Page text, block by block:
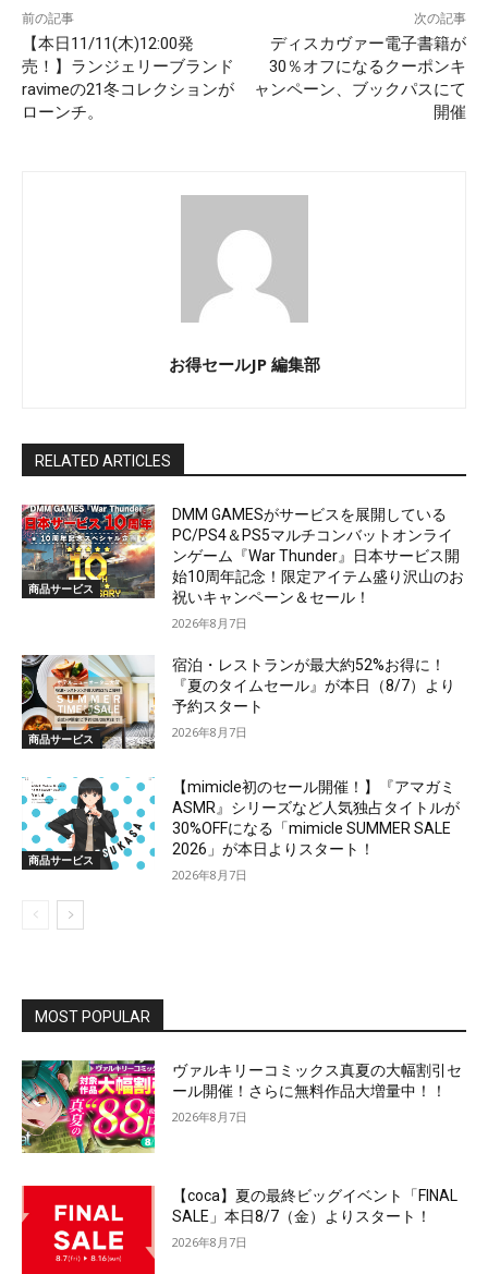
前の記事
【本日11/11(木)12:00発
売！】ランジェリーブランド
ravimeの21冬コレクションが
ローンチ。
次の記事
ディスカヴァー電子書籍が
30％オフになるクーポンキ
ャンペーン、ブックパスにて
開催
お得セールJP 編集部
RELATED ARTICLES
商品サービス
DMM GAMESがサービスを展開している
PC/PS4＆PS5マルチコンバットオンライ
ンゲーム『War Thunder』日本サービス開
始10周年記念！限定アイテム盛り沢山のお
祝いキャンペーン＆セール！
2026年8月7日
商品サービス
宿泊・レストランが最大約52%お得に！
『夏のタイムセール』が本日（8/7）より
予約スタート
2026年8月7日
商品サービス
【mimicle初のセール開催！】『アマガミ
ASMR』シリーズなど人気独占タイトルが
30%OFFになる「mimicle SUMMER SALE
2026」が本日よりスタート！
2026年8月7日
MOST POPULAR
ヴァルキリーコミックス真夏の大幅割引セ
ール開催！さらに無料作品大増量中！！
2026年8月7日
【coca】夏の最終ビッグイベント「FINAL
SALE」本日8/7（金）よりスタート！
2026年8月7日